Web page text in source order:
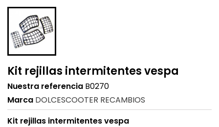
Kit rejillas intermitentes vespa
Nuestra referencia B0270
Marca DOLCESCOOTER RECAMBIOS
Kit rejillas intermitentes vespa